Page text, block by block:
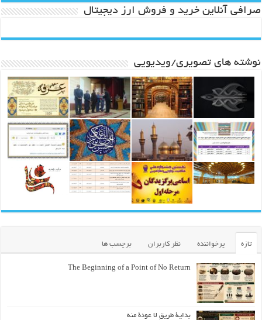
صرافی آنلاین خرید و فروش ارز دیجیتال
نوشته های تصویری/ویدیویی
تازه پرخواننده نظر کاربران برچسب ها
The Beginning of a Point of No Return
بداية طريقٍ لا عودة منه